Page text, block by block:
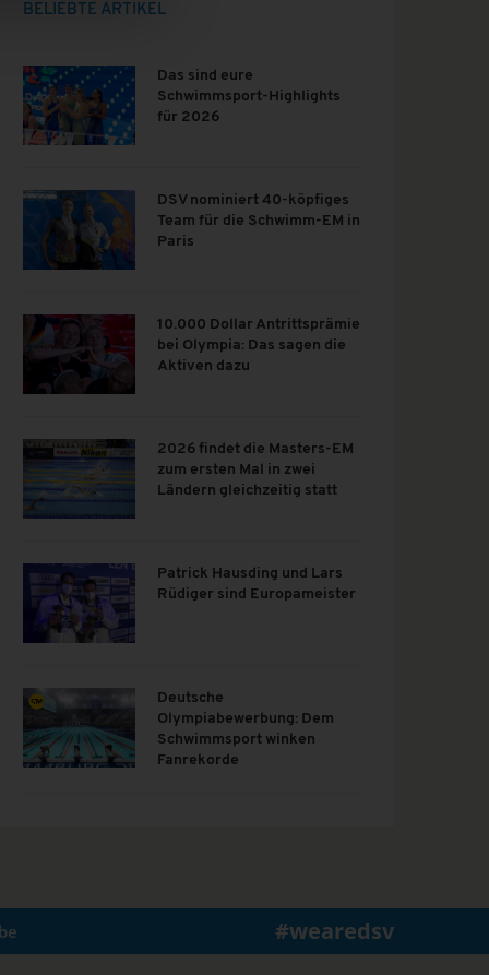
BELIEBTE ARTIKEL
Das sind eure
Schwimmsport-Highlights
für 2026
DSV nominiert 40-köpfiges
Team für die Schwimm-EM in
Paris
10.000 Dollar Antrittsprämie
bei Olympia: Das sagen die
Aktiven dazu
2026 findet die Masters-EM
zum ersten Mal in zwei
Ländern gleichzeitig statt
Patrick Hausding und Lars
Rüdiger sind Europameister
Deutsche
Olympiabewerbung: Dem
Schwimmsport winken
Fanrekorde
#wearedsv